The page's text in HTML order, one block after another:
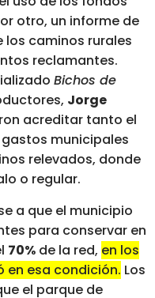
otro, un informe de
los caminos rurales
reclamantes.
Bichos de
Jorge
acreditar tanto el
municipales
relevados, donde
o regular.
a que el municipio
para conservar en
70% de la red, en los
en esa condición. Los
el parque de